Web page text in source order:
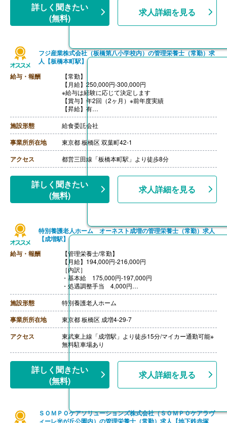
詳しく聞きたい
(無料)
求人詳細を見る
フジ産業株式会社（板橋第八小学校内）の管理栄養士（常勤）求
人【板橋本町駅】
給与・報酬
【常勤】
【月給】250,000円-300,000円
※給与は経験に応じて決定します
【賞与】年2回（2ヶ月）※前年度実績
【昇給】有
【通勤手当】あり（実費支給）
【退職金】無し
施設形態 給食委託会社
事業所所在地 東京都 板橋区 双葉町42-1
アクセス 都営三田線「板橋本町駅」より徒歩8分
詳しく聞きたい
(無料)
求人詳細を見る
特別養護老人ホーム オーネスト成増の管理栄養士（常勤）求人
【成増駅】
給与・報酬
【管理栄養士/常勤】
【月給】194,000円-216,000円
［内訳］
・基本給 175,000円-197,000円
・処遇調整手当 4,000円
・地域手当 15,000円
［その他手当］
・精皆勤手当 10,000円
・扶養手当 10,000円-
・住居手当 10,000円
・資格手当 10,000円
・役職手当 13,000円-40,000円
・早番手当 600円/回
【通勤手当】あり（上限45,000円/月）
【昇給】あり
【退職金】あり ※退職金共済加入
施設形態 特別養護老人ホーム
事業所所在地 東京都 板橋区 成増4-29-7
アクセス
東武東上線「成増駅」より徒歩15分/マイカー通勤可能※
無料駐車場あり
詳しく聞きたい
(無料)
求人詳細を見る
ＳＯＭＰＯケアソリューションズ株式会社（ＳＯＭＰＯケアラヴ
ィーレ光が丘公園内）の管理栄養士（常勤）求人【地下鉄赤塚